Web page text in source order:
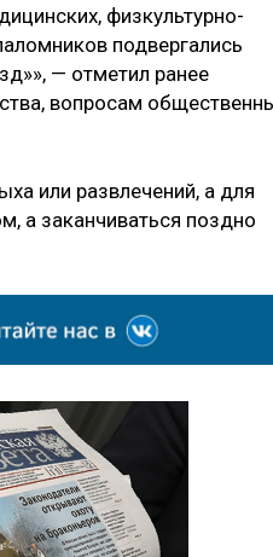
физкультурно-
подвергались
— отметил ранее
вопросам
или развлечений, а для
а заканчиваться поздно